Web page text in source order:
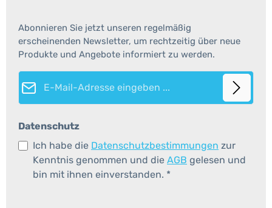
Abonnieren Sie jetzt unseren regelmäßig
erscheinenden Newsletter, um rechtzeitig über neue
Produkte und Angebote informiert zu werden.
E-Mail-Adresse*
Datenschutz
Ich habe die Datenschutzbestimmungen zur
Kenntnis genommen und die AGB gelesen und
bin mit ihnen einverstanden. *